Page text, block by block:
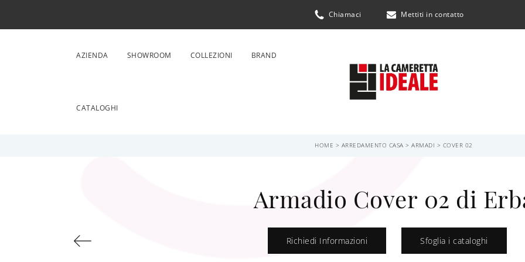
Chiamaci Mettiti in contatto
AZIENDA SHOWROOM COLLEZIONI BRAND
CATALOGHI
HOME > ARREDAMENTO CASA >ARMADI > COVER 02
Armadio Cover 02 di
Richiedi Informazioni Sfoglia i cataloghi